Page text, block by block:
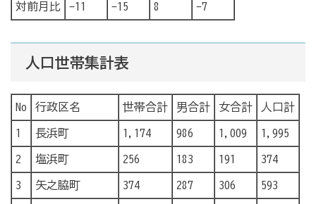
対前月比 -11 -15 8 -7
人口世帯集計表
No 行政区名 世帯合計 男合計 女合計 人口計
1 長浜町 1,174 986 1,009 1,995
2 塩浜町 256 183 191 374
3 矢之脇町 374 287 306 593